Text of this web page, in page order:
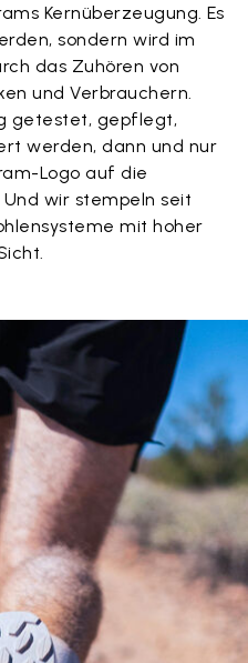
Kernüberzeugung. Es
sondern wird im
das Zuhören von
und Verbrauchern.
getestet, gepflegt,
werden, dann und nur
Logo auf die
wir stempeln seit
mit hoher